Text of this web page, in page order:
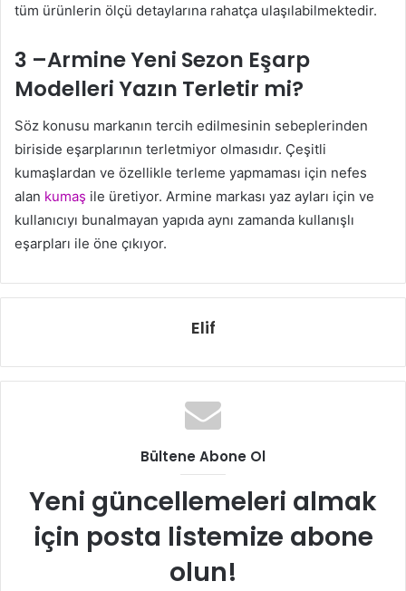
tüm ürünlerin ölçü detaylarına rahatça ulaşılabilmektedir.
3 –Armine Yeni Sezon Eşarp
Modelleri Yazın Terletir mi?
Söz konusu markanın tercih edilmesinin sebeplerinden
biriside eşarplarının terletmiyor olmasıdır. Çeşitli
kumaşlardan ve özellikle terleme yapmaması için nefes
alan kumaş ile üretiyor. Armine markası yaz ayları için ve
kullanıcıyı bunalmayan yapıda aynı zamanda kullanışlı
eşarpları ile öne çıkıyor.
Elif
Bültene Abone Ol
Yeni güncellemeleri almak
için posta listemize abone
olun!